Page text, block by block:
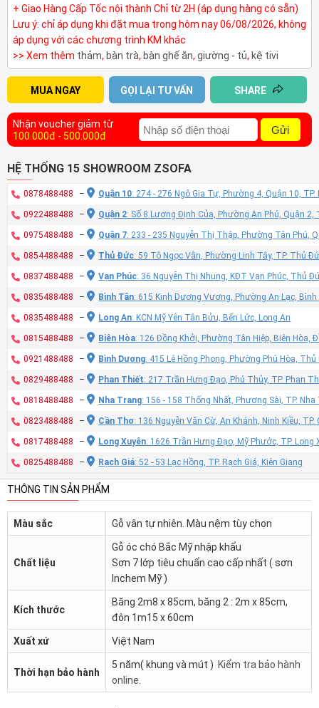
+ Giao Hàng Cấp Tốc nội thành Chỉ từ 2H (áp dụng hàng có sẵn)
Lưu ý: chỉ áp dụng khi đặt mua trong hôm nay 06/08/2026, không
áp dụng với các chương trình KM khác
>> Xem thêm thảm, bàn trà, bàn ghế ăn, giường - tủ, kệ tivi
MUA NGAY GỌI LẠI TƯ VẤN SHARE
Nhận voucher giảm từ
100.000đ - 500.000đ
Gửi
HỆ THỐNG 15 SHOWROOM ZSOFA
0878488488 – Quận 10: 274 - 276 Ngô Gia Tự, Phường 4, Quận 10, TP.
0922488488 – Quận 2: Số 8 Lương Định Của, Phường An Phú, Quận 2,
0975488488 – Quận 7: 233 - 235 Nguyễn Thị Thập, Phường Tân Phú,
0854488488 – Thủ Đức: 59 Tô Ngọc Vân, Phường Linh Tây, TP. Thủ
0837488488 – Vạn Phúc: 36 Nguyễn Thị Nhung, KĐT Vạn Phúc, Thủ
0835488488 – Bình Tân: 615 Kinh Dương Vương, Phường An Lạc, Bình
0835488488 – Long An: KCN Mỹ Yên Tân Bửu, Bến Lức, Long An
0815488488 – Biên Hòa: 126 Đồng Khởi, Phường Tân Hiệp, Biên Hòa,
0921488488 – Bình Dương: 415 Lê Hồng Phong, Phường Phú Hòa,
0829488488 – Phan Thiết: 217 Trần Hưng Đạo, Phú Thủy, TP. Phan
0818488488 – Nha Trang: 156 - 158 Thống Nhất, Phương Sài, TP.
0823488488 – Cần Thơ: 136 Nguyễn Văn Cừ, An Khánh, Ninh Kiều,
0817488488 – Long Xuyên: 1626 Trần Hưng Đạo, Mỹ Phước, TP. Long
0825488488 – Rạch Giá: 52 - 53 Lạc Hồng, TP. Rạch Giá, Kiên Giang
THÔNG TIN SẢN PHẨM
Màu sắc Gỗ vân tự nhiên. Màu nệm tùy chọn
Chất liệu
Gỗ óc chó Bắc Mỹ nhập khẩu
Sơn 7 lớp tiêu chuẩn cao cấp nhất ( sơn
Inchem Mỹ )
Kích thước
Băng 2m8 x 85cm, băng 2 : 2m x 85cm,
đôn 1m15 x 60cm
Xuất xứ Việt Nam
Thời hạn bảo hành
5 năm( khung và mút ) Kiểm tra bảo hành
online